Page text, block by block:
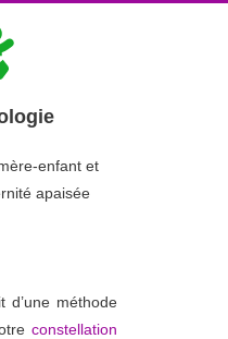
enfant et
apaisée
méthode
constellation